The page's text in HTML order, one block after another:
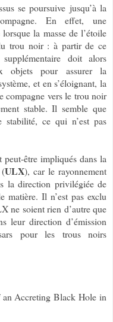
se poursuive jusqu’à la
En effet, une
la masse de l’étoile
trou noir : à partir de ce
doit alors
objets pour assurer la
et en s’éloignant, la
compagne vers le trou noir
stable. Il semble que
stabilité, ce qui n’est pas
peut-être impliqués dans la
(ULX), car le rayonnement
la direction privilégiée de
matière. Il n’est pas exclu
ne soient rien d’autre que
leur direction d’émission
pour les trous noirs
Accreting Black Hole in